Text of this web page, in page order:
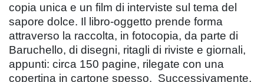
copia unica e un film di interviste sul tema del
sapore dolce. Il libro-oggetto prende forma
attraverso la raccolta, in fotocopia, da parte di
Baruchello, di disegni, ritagli di riviste e giornali,
appunti: circa 150 pagine, rilegate con una
copertina in cartone spesso. Successivamente,